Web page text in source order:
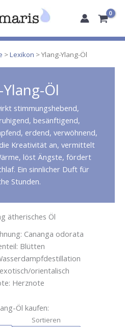
>Lexikon > Ylang-Ylang-Öl
Öl
stimmungshebend,
besänftigend,
erdend, verwöhnend,
Kreativität an, vermittelt
löst Ängste, fördert
Ein sinnlicher Duft für
Stunden.
ätherisches Öl
Cananga odorata
Blütten
orientalisch
Herznote
Öl kaufen: